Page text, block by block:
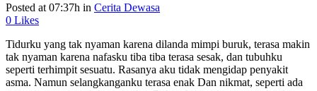
Posted at 07:37h in Cerita Dewasa
0 Likes
Tidurku yang tak nyaman karena dilanda mimpi buruk, terasa makin
tak nyaman karena nafasku tiba tiba terasa sesak, dan tubuhku
seperti terhimpit sesuatu. Rasanya aku tidak mengidap penyakit
asma. Namun selangkanganku terasa enak Dan nikmat, seperti ada